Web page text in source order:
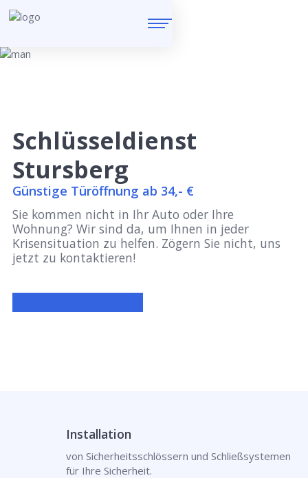
Schlüsseldienst
Stursberg
Günstige Türöffnung ab 34,- €
Sie kommen nicht in Ihr Auto oder Ihre
Wohnung? Wir sind da, um Ihnen in jeder
Krisensituation zu helfen. Zögern Sie nicht, uns
jetzt zu kontaktieren!
Installation
von Sicherheitsschlössern und Schließsystemen
für Ihre Sicherheit.